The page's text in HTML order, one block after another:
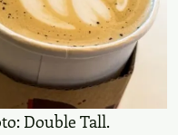
Double Tall.